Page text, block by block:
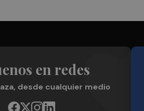
en redes
desde cualquier medio